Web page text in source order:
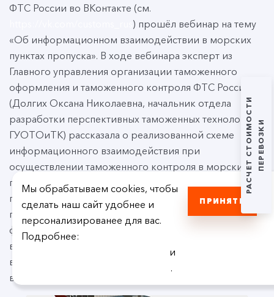
РАСЧЕТ СТОИМОСТИПЕРЕВОЗКИ
ФТС России во ВКонтакте (см.
) прошёл вебинар на тему
«Об информационном взаимодействии в морских
пунктах пропуска». В ходе вебинара эксперт из
Главного управления организации таможенного
оформления и таможенного контроля ФТС России
(Долгих Оксана Николаевна, начальник отдела
разработки перспективных таможенных технологий
ГУОТОиТК) рассказала о реализованной схеме
информационного взаимодействия при
осуществлении таможенного контроля в морских
пунктах пропуска, о возможностях и преимуществах
применения КПС «Портал морской порт», а также о
перспективах дальнейшего развития
функциональных возможностей участников
взаимодействия в морском порту. В завершение
встречи представитель ФТС России ответила на
вопросы по теме вебинара.
Мы обрабатываем cookies, чтобы
сделать наш сайт удобнее и
персонализированее для вас.
Подробнее:
и
.
ПРИНЯТЬ